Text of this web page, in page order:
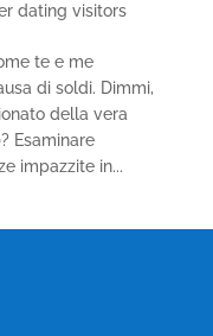
dating visitors
te e me
di soldi. Dimmi,
della vera
Esaminare
impazzite in...